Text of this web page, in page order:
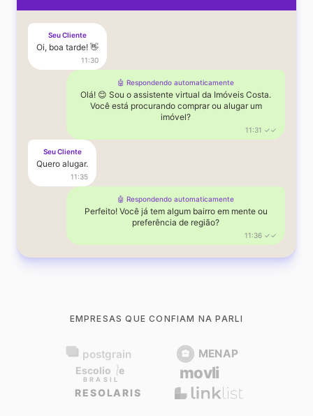
Seu Cliente
Oi, boa tarde! 👋
11:30
🤖 Respondendo automaticamente
Olá! 😊 Sou o assistente virtual da Imóveis Costa.
Você está procurando comprar ou alugar um
imóvel?
11:31 ✓✓
Seu Cliente
Quero alugar.
11:35
🤖 Respondendo automaticamente
Perfeito! Você já tem algum bairro em mente ou
preferência de região?
11:36 ✓✓
EMPRESAS QUE CONFIAM NA PARLI